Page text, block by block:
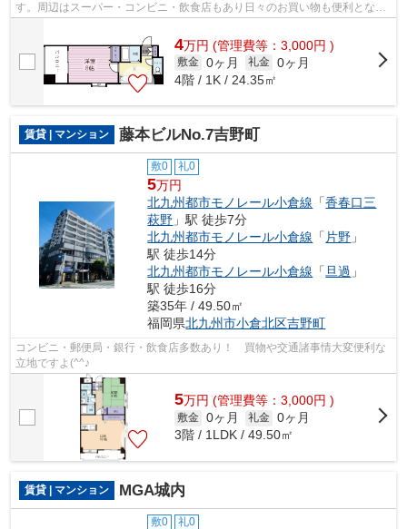
す。周辺はスーパー・コンビニ・飲食店もあり日々のお買い物も便利となっ
4万円 (管理費等：3,000円 )
敷金 0ヶ月 礼金 0ヶ月
4階 / 1K / 24.35㎡
賃貸 | マンション 藤本ビルNo.7吉野町
敷0 礼0
5万円
北九州都市モノレール小倉線 「香春口三
萩野 」駅 徒歩7分
北九州都市モノレール小倉線 「 片野 」
駅 徒歩14分
北九州都市モノレール小倉線 「 旦過 」
駅 徒歩16分
築35年 / 49.50㎡
福岡県北九州市小倉北区吉野町
コンビニ・郵便局・銀行・飲食店多数あり！ 買物や交通諸事情大変便利な
立地ですよ(^^♪
5万円 (管理費等：3,000円 )
敷金 0ヶ月 礼金 0ヶ月
3階 / 1LDK / 49.50㎡
賃貸 | マンション MGA城内
敷0 礼0